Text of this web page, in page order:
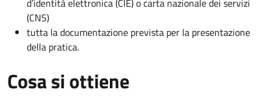
d’identità elettronica (CIE) o carta nazionale dei servizi
(CNS)
tutta la documentazione prevista per la presentazione
della pratica.
Cosa si ottiene